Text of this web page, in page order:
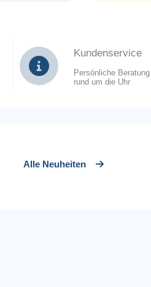
Kundenservice
Persönliche
rund um die Uhr
Alle Neuheiten